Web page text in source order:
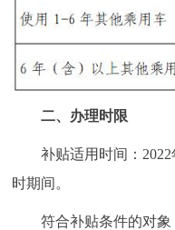
二、办理时限
补贴适用时间：2022
时期间。
符合补贴条件的对象，